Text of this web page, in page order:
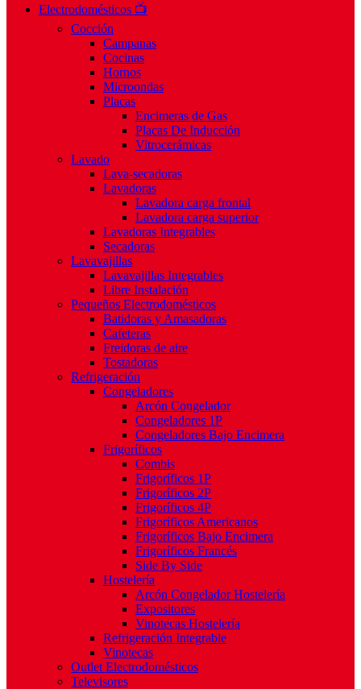
Electrodomésticos 📺
Cocción
Campanas
Cocinas
Hornos
Microondas
Placas
Encimeras de Gas
Placas De Inducción
Vitrocerámicas
Lavado
Lava-secadoras
Lavadoras
Lavadora carga frontal
Lavadora carga superior
Lavadoras Integrables
Secadoras
Lavavajillas
Lavavajillas Integrables
Libre Instalación
Pequeños Electrodomésticos
Batidoras y Amasadoras
Cafeteras
Freidoras de aire
Tostadoras
Refrigeración
Congeladores
Arcón Congelador
Congeladores 1P
Congeladores Bajo Encimera
Frigoríficos
Combis
Frigoríficos 1P
Frigoríficos 2P
Frigoríficos 4P
Frigoríficos Americanos
Frigoríficos Bajo Encimera
Frigoríficos Francés
Side By Side
Hostelería
Arcón Congelador Hostelería
Expositores
Vinotecas Hostelería
Refrigeración Integrable
Vinotecas
Outlet Electrodomésticos
Televisores